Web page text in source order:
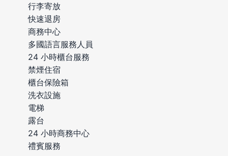
行李寄放
快速退房
商務中心
多國語言服務人員
24 小時櫃台服務
禁煙住宿
櫃台保險箱
洗衣設施
電梯
露台
24 小時商務中心
禮賓服務